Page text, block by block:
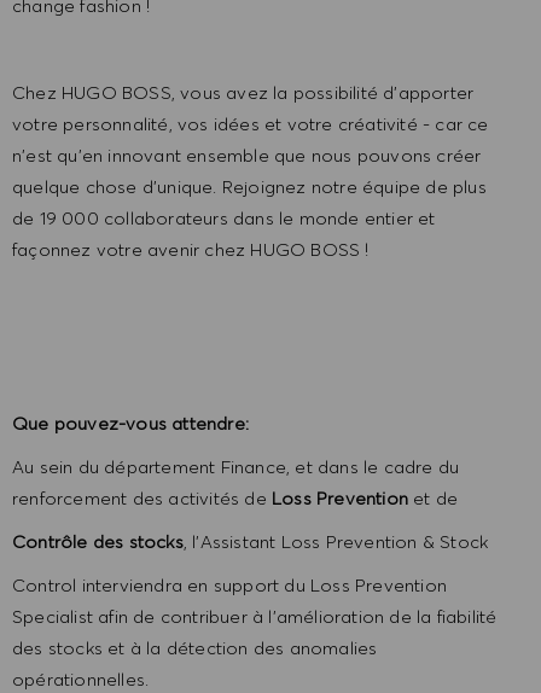
change fashion !
Chez HUGO BOSS, vous avez la possibilité d'apporter
votre personnalité, vos idées et votre créativité - car ce
n'est qu'en innovant ensemble que nous pouvons créer
quelque chose d'unique. Rejoignez notre équipe de plus
de 19 000 collaborateurs dans le monde entier et
façonnez votre avenir chez HUGO BOSS !
Que pouvez-vous attendre:
Au sein du département Finance, et dans le cadre du
renforcement des activités de Loss Prevention et de
Contrôle des stocks, l’Assistant Loss Prevention & Stock
Control interviendra en support du Loss Prevention
Specialist afin de contribuer à l’amélioration de la fiabilité
des stocks et à la détection des anomalies
opérationnelles.